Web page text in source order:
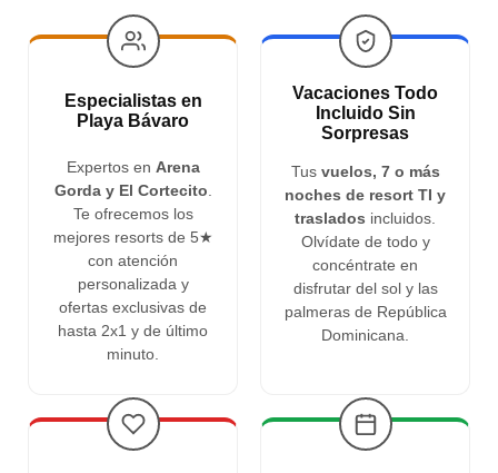
Especialistas en
Playa Bávaro
Expertos en Arena
Gorda y El Cortecito
Te ofrecemos los
mejores resorts de 5★
con atención
personalizada y
ofertas exclusivas de
hasta 2x1 y de último
minuto.
Vacaciones Todo
Incluido Sin
Sorpresas
Tus vuelos, 7 o más
noches de resort TI y
traslados incluidos.
Olvídate de todo y
concéntrate en
disfrutar del sol y las
palmeras de República
Dominicana.